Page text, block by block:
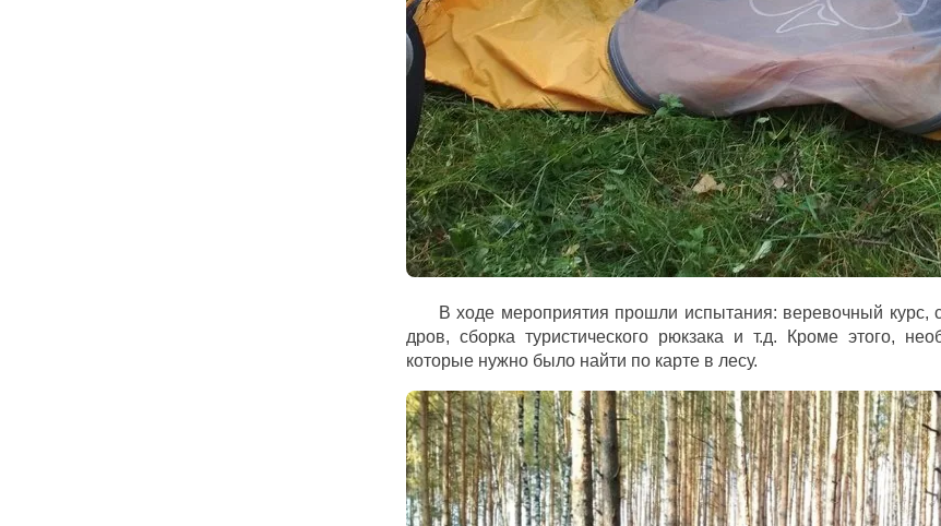
В ходе мероприятия прошли испытания: веревочный курс,
дров, сборка туристического рюкзака и т.д. Кроме этого,
которые нужно было найти по карте в лесу.